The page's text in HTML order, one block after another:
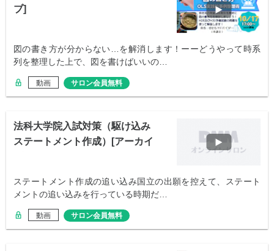
ブ]
図の書き方が分からない…を解消します！ーーどうやって時系
列を整理した上で、図を書けばいいの…
動画 サロン会員無料
法科大学院入試対策（駆け込み
ステートメント作成）[アーカイ
ステートメント作成の追い込み国立の出願を控えて、ステート
メントの追い込みを行っている時期だ…
動画 サロン会員無料